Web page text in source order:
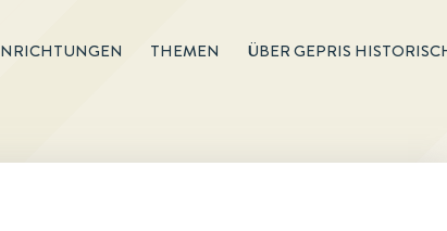
THEMEN ÜBER GEPRIS